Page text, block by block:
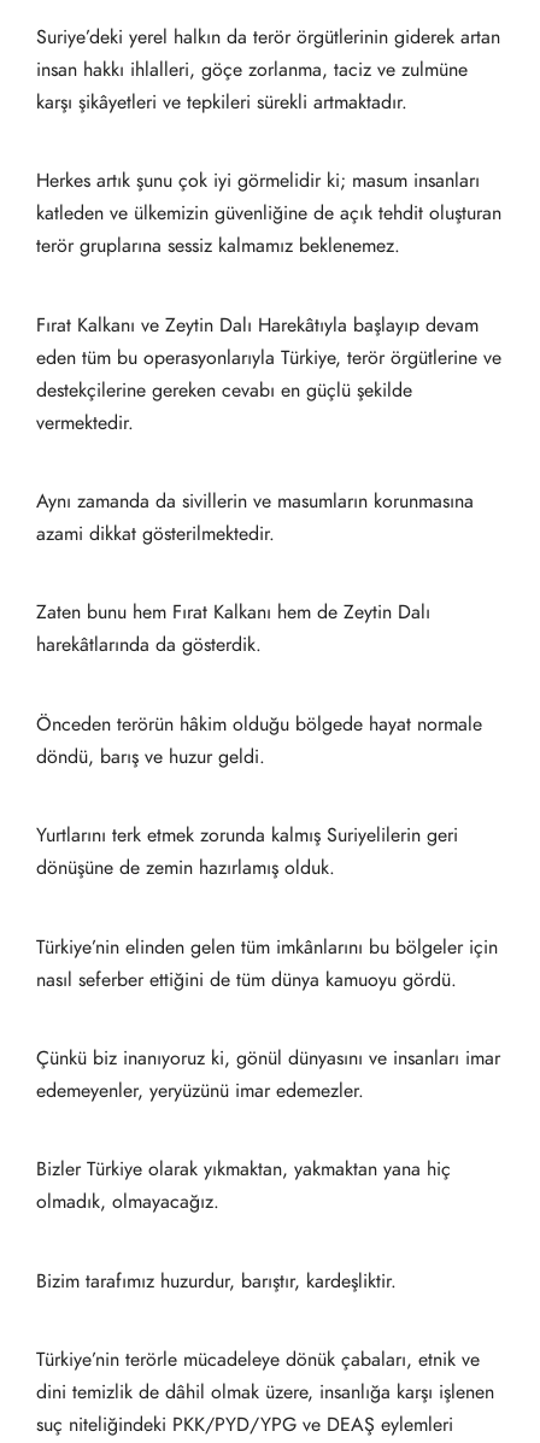
Suriye’deki yerel halkın da terör örgütlerinin giderek artan
insan hakkı ihlalleri, göçe zorlanma, taciz ve zulmüne
karşı şikâyetleri ve tepkileri sürekli artmaktadır.
Herkes artık şunu çok iyi görmelidir ki; masum insanları
katleden ve ülkemizin güvenliğine de açık tehdit oluşturan
terör gruplarına sessiz kalmamız beklenemez.
Fırat Kalkanı ve Zeytin Dalı Harekâtıyla başlayıp devam
eden tüm bu operasyonlarıyla Türkiye, terör örgütlerine ve
destekçilerine gereken cevabı en güçlü şekilde
vermektedir.
Aynı zamanda da sivillerin ve masumların korunmasına
azami dikkat gösterilmektedir.
Zaten bunu hem Fırat Kalkanı hem de Zeytin Dalı
harekâtlarında da gösterdik.
Önceden terörün hâkim olduğu bölgede hayat normale
döndü, barış ve huzur geldi.
Yurtlarını terk etmek zorunda kalmış Suriyelilerin geri
dönüşüne de zemin hazırlamış olduk.
Türkiye’nin elinden gelen tüm imkânlarını bu bölgeler için
nasıl seferber ettiğini de tüm dünya kamuoyu gördü.
Çünkü biz inanıyoruz ki, gönül dünyasını ve insanları imar
edemeyenler, yeryüzünü imar edemezler.
Bizler Türkiye olarak yıkmaktan, yakmaktan yana hiç
olmadık, olmayacağız.
Bizim tarafımız huzurdur, barıştır, kardeşliktir.
Türkiye’nin terörle mücadeleye dönük çabaları, etnik ve
dini temizlik de dâhil olmak üzere, insanlığa karşı işlenen
suç niteliğindeki PKK/PYD/YPG ve DEAŞ eylemleri